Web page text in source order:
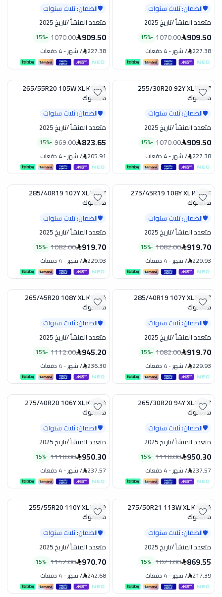
🛡️الضمان: ثلاث سنوات
متعدد المنشأ/تاريخ 2025
909.50
1070.00
-
15%
227.38
/شهر-4 دفعات
🛡️الضمان: ثلاث سنوات
متعدد المنشأ/تاريخ 2025
909.50
1070.00
-
15%
227.38
/شهر-4 دفعات
255/30R20 92Y XL K137
هانكوك
🛡️الضمان: ثلاث سنوات
متعدد المنشأ/تاريخ 2025
909.50
1070.00
-
15%
227.38
/شهر-4 دفعات
تخفيض
265/55R20 105W XL K127A
هانكوك
🛡️الضمان: ثلاث سنوات
متعدد المنشأ/تاريخ 2025
823.65
969.00
-
15%
205.91
/شهر-4 دفعات
تخفيض275/45R19 108Y XL K127E
هانكوك
🛡️الضمان: ثلاث سنوات
متعدد المنشأ/تاريخ 2025
919.70
1082.00
-
15%
229.93
/شهر-4 دفعات
تخفيض285/40R19 107Y XL K127
هانكوك
🛡️الضمان: ثلاث سنوات
متعدد المنشأ/تاريخ 2025
919.70
1082.00
-
15%
229.93
/شهر-4 دفعات
285/40R19 107Y XL K137
هانكوك
🛡️الضمان: ثلاث سنوات
متعدد المنشأ/تاريخ 2025
919.70
1082.00
-
15%
229.93
/شهر-4 دفعات
تخفيض265/45R20 108Y XL K127A
هانكوك
🛡️الضمان: ثلاث سنوات
متعدد المنشأ/تاريخ 2025
945.20
1112.00
-
15%
236.30
/شهر-4 دفعات
265/30R20 94Y XL K137
هانكوك
🛡️الضمان: ثلاث سنوات
متعدد المنشأ/تاريخ 2025
950.30
1118.00
-
15%
237.57
/شهر-4 دفعات
تخفيض275/40R20 106Y XL K137A
هانكوك
🛡️الضمان: ثلاث سنوات
متعدد المنشأ/تاريخ 2025
950.30
1118.00
-
15%
237.57
/شهر-4 دفعات
تخفيض275/50R21 113W XL K137A
هانكوك
🛡️الضمان: ثلاث سنوات
متعدد المنشأ/تاريخ 2025
869.55
1023.00
-
15%
217.39
/شهر-4 دفعات
تخفيض255/55R20 110Y XL K129
هانكوك
🛡️الضمان: ثلاث سنوات
متعدد المنشأ/تاريخ 2025
970.70
1142.00
-
15%
242.68
/شهر-4 دفعات